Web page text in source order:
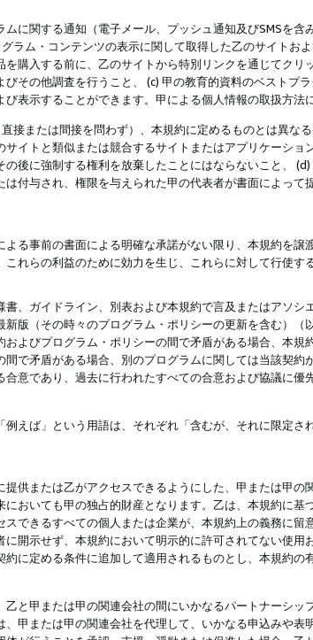
に関する通知（電子メール、プッシュ通知及びSMSを
ラム・コンテンツの表示に関して取得した乙のサイトお
購入する前に、乙のサイトから特別リンクを通じてク
その他調査を行うこと、 (c) 甲の教育的資料のベストプ
表示することができます。甲による個人情報の取扱方法
接または間接を問わず）、本規約に定めるものとは異な
イトと類似または競合するサイトまたはアプリケーシ
後に強制する権利を放棄したことにはならないこと、
付与され、権限を与えられた甲の代表者が書面によっ
る事前の書面による明確な承諾がない限り、本規約を
れらの利益のために効力を生じ、これらに対して行使す
、ガイドライン、別表および本規約で言及またはアソシ
版（その時々のプログラム・ポリシーの更新を含む）（
よびプログラム・ポリシーの間で矛盾がある場合、本
で矛盾がある場合、別のプログラムに関しては当該契
意であり、過去に行われたすべての合意および協議に優
えば」という用語は、それぞれ「含むが、それに限定
供または乙がアクセスできるようにした、甲または甲
においても甲の独占的財産となります。乙は、本規約に
できるすべての個人または企業が、本規約上の義務に
開示せず、本規約において明示的に許可されてない使
に定める条件に追加して適用されるものとし、本規約の
と甲または甲の関連会社の間にいかなるパートナーシ
甲または甲の関連会社を代理して、いかなる申込みや